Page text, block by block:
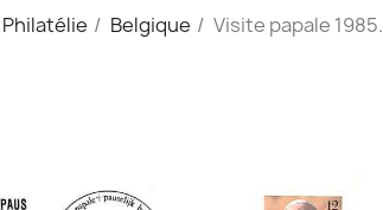
Philatélie Belgique Visite papale 1985.